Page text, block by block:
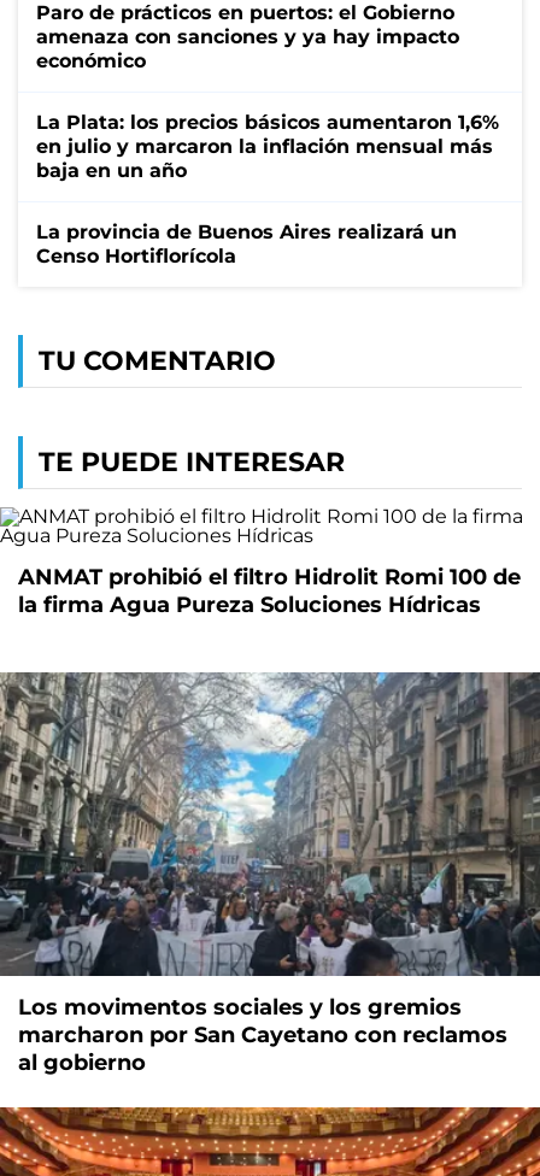
Paro de prácticos en puertos: el Gobierno
amenaza con sanciones y ya hay impacto
económico
La Plata: los precios básicos aumentaron 1,6%
en julio y marcaron la inflación mensual más
baja en un año
La provincia de Buenos Aires realizará un
Censo Hortiflorícola
TU COMENTARIO
TE PUEDE INTERESAR
ANMAT prohibió el filtro Hidrolit Romi 100 de
la firma Agua Pureza Soluciones Hídricas
Los movimentos sociales y los gremios
marcharon por San Cayetano con reclamos
al gobierno